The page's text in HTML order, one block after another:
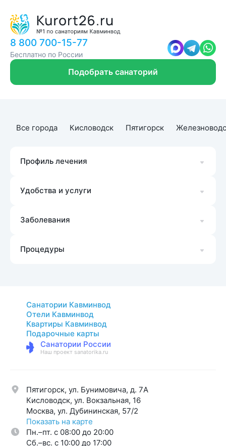
8 800 700-15-77
Бесплатно по России
Подобрать санаторий
Все города Кисловодск Пятигорск
Профиль лечения
Удобства и услуги
Заболевания
Процедуры
Санатории Кавминвод
Отели Кавминвод
Квартиры Кавминвод
Подарочные карты
Санатории России
Наш проект sanatorika.ru
Пятигорск, ул. Бунимовича, д. 7A
Кисловодск, ул. Вокзальная, 16
Москва, ул. Дубининская, 57/2
Показать на карте
Пн.–пт. с 08:00 до 20:00
Cб.–вс. с 10:00 до 17:00